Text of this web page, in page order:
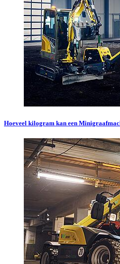
Hoeveel kilogram kan een